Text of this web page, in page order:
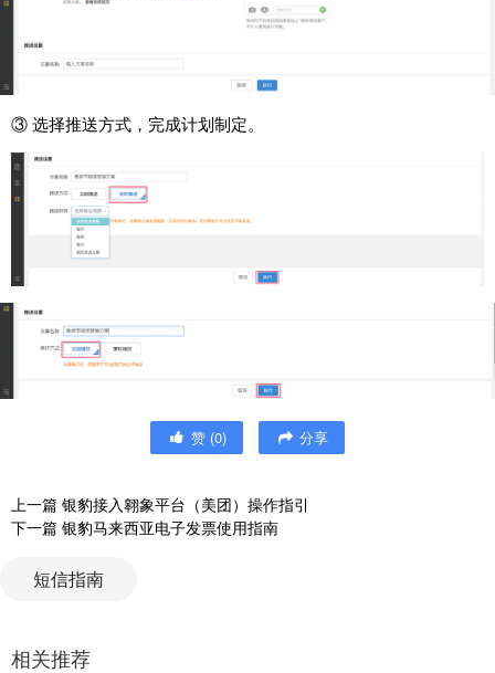
③ 选择推送方式，完成计划制定。
赞 (0) 分享
上一篇 银豹接入翱象平台（美团）操作指引
下一篇 银豹马来西亚电子发票使用指南
短信指南
相关推荐